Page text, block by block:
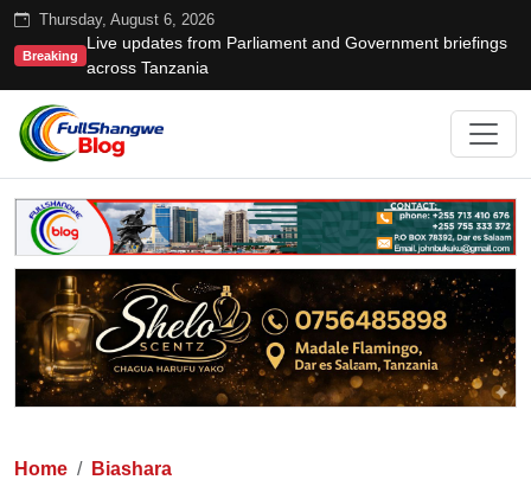
Thursday, August 6, 2026
Breaking
Live updates from Parliament and Government briefings
across Tanzania
Home Biashara